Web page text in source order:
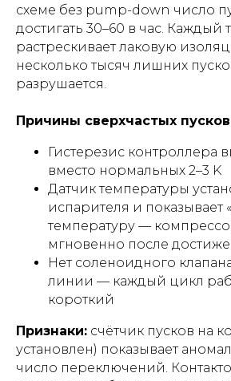
схеме без pump-down число
достигать 30–60 в час. Каждый
растрескивает лаковую
несколько тысяч лишних
разрушается.
Причины сверхчастых
Гистерезис контроллера
вместо нормальных 2–3 K
Датчик температуры
испарителя и показывает
температуру —
мгновенно после
Нет соленоидного
линии — каждый цикл
короткий
Признаки: счётчик пусков на
установлен) показывает
число переключений.